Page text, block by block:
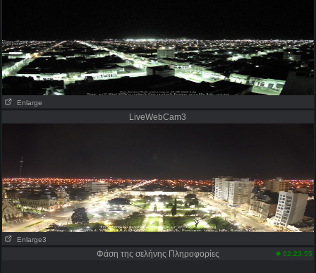
Enlarge
LiveWebCam3
Enlarge3
Φάση της σελήνης Πληροφορίες 02:23:55